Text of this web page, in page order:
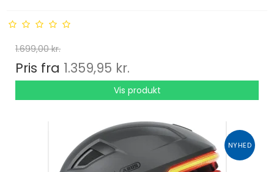
1.699,00 kr.
Pris fra 1.359,95 kr.
Vis produkt
NYHED